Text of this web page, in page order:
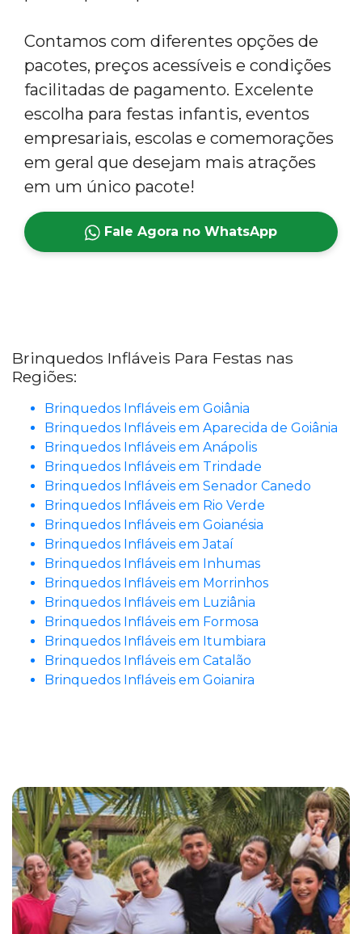
Contamos com diferentes opções de
pacotes, preços acessíveis e condições
facilitadas de pagamento. Excelente
escolha para festas infantis, eventos
empresariais, escolas e comemorações
em geral que desejam mais atrações
em um único pacote!
Fale Agora no WhatsApp
Brinquedos Infláveis Para Festas nas
Regiões:
Brinquedos Infláveis em Goiânia
Brinquedos Infláveis em Aparecida de Goiânia
Brinquedos Infláveis em Anápolis
Brinquedos Infláveis em Trindade
Brinquedos Infláveis em Senador Canedo
Brinquedos Infláveis em Rio Verde
Brinquedos Infláveis em Goianésia
Brinquedos Infláveis em Jataí
Brinquedos Infláveis em Inhumas
Brinquedos Infláveis em Morrinhos
Brinquedos Infláveis em Luziânia
Brinquedos Infláveis em Formosa
Brinquedos Infláveis em Itumbiara
Brinquedos Infláveis em Catalão
Brinquedos Infláveis em Goianira